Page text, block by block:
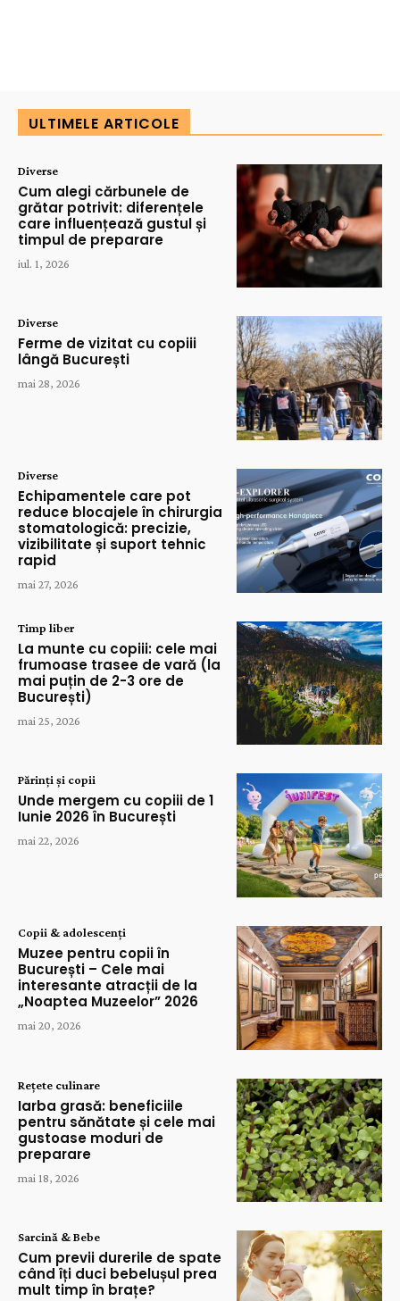
ULTIMELE ARTICOLE
Diverse
Cum alegi cărbunele de
grătar potrivit: diferențele
care influențează gustul și
timpul de preparare
iul. 1, 2026
Diverse
Ferme de vizitat cu copiii
lângă București
mai 28, 2026
Diverse
Echipamentele care pot
reduce blocajele în chirurgia
stomatologică: precizie,
vizibilitate și suport tehnic
rapid
mai 27, 2026
Timp liber
La munte cu copiii: cele mai
frumoase trasee de vară (la
mai puțin de 2-3 ore de
București)
mai 25, 2026
Părinți și copii
Unde mergem cu copiii de 1
Iunie 2026 în București
mai 22, 2026
Copii & adolescenți
Muzee pentru copii în
București – Cele mai
interesante atracții de la
„Noaptea Muzeelor” 2026
mai 20, 2026
Rețete culinare
Iarba grasă: beneficiile
pentru sănătate și cele mai
gustoase moduri de
preparare
mai 18, 2026
Sarcină & Bebe
Cum previi durerile de spate
când îți duci bebelușul prea
mult timp în brațe?